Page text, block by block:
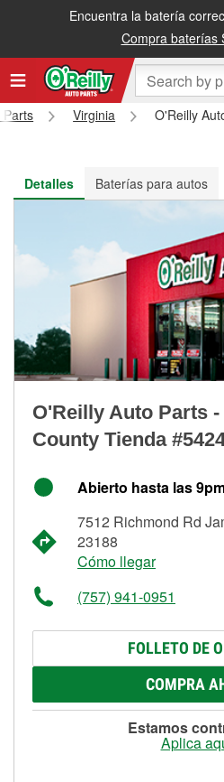
Encuentra la batería
Compra baterías
Recibe tu orden gratis al día
Parts Virginia
O'Reilly
Detalles
Baterías para autos
O'Reilly Auto Parts
County Tienda
Abierto hasta las
7512 Richmond Rd
23188
Cómo llegar
(757) 941-0951
FOLLETO DE
COMPRA
Estamos
Aplica